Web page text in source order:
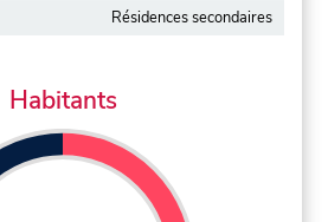
Résidences secondaires
Habitants